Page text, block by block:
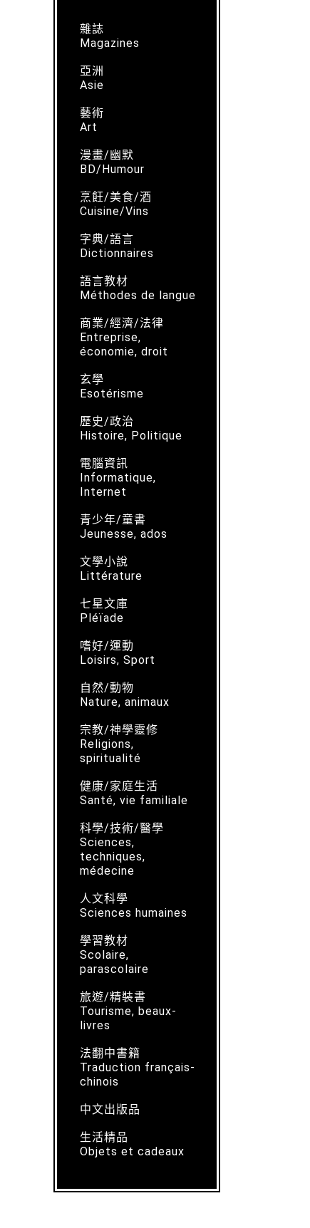
雜誌
Magazines
亞洲
Asie
藝術
Art
漫畫/幽默
BD/Humour
烹飪/美食/酒
Cuisine/Vins
字典/語言
Dictionnaires
語言教材
Méthodes de langue
商業/經濟/法律
Entreprise,
économie, droit
玄學
Esotérisme
歷史/政治
Histoire, Politique
電腦資訊
Informatique,
Internet
青少年/童書
Jeunesse, ados
文學小說
Littérature
七星文庫
Pléïade
嗜好/運動
Loisirs, Sport
自然/動物
Nature, animaux
宗教/神學靈修
Religions,
spiritualité
健康/家庭生活
Santé, vie familiale
科學/技術/醫學
Sciences,
techniques,
médecine
人文科學
Sciences humaines
學習教材
Scolaire,
parascolaire
旅遊/精裝書
Tourisme, beaux-
livres
法翻中書籍
Traduction français-
chinois
中文出版品
生活精品
Objets et cadeaux